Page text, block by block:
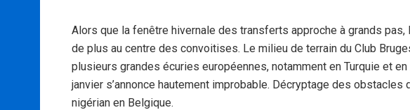
Alors que la fenêtre hivernale des transferts approche à grands
de plus au centre des convoitises. Le milieu de terrain du Club
plusieurs grandes écuries européennes, notamment en Turquie et
janvier s’annonce hautement improbable. Décryptage des obstacles
nigérian en Belgique.